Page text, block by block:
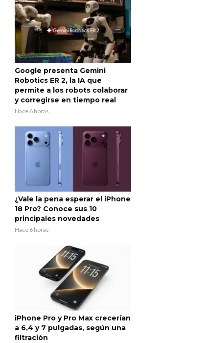
Google presenta Gemini
Robotics ER 2, la IA que
permite a los robots colaborar
y corregirse en tiempo real
Hace 6 horas
¿Vale la pena esperar el iPhone
18 Pro? Conoce sus 10
principales novedades
Hace 6 horas
iPhone Pro y Pro Max crecerían
a 6,4 y 7 pulgadas, según una
filtración